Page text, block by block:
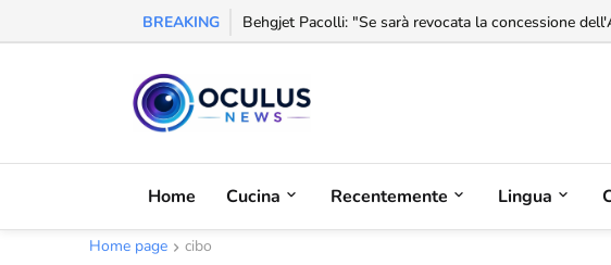
BREAKING Behgjet Pacolli: "Se sarà revocata la concessione
Home Cucina Recentemente Lingua
Home page cibo